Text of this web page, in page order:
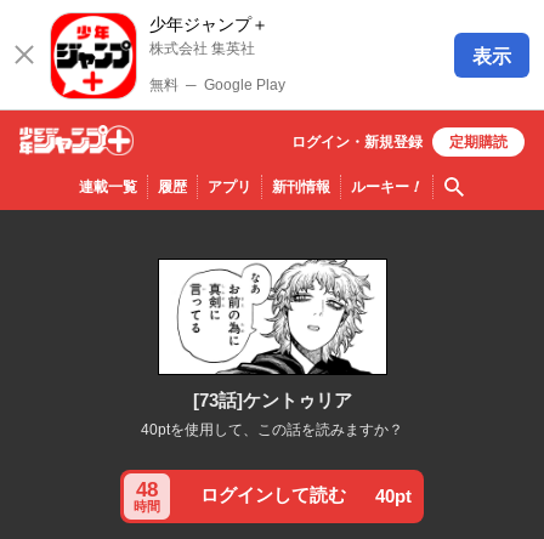
少年ジャンプ＋
株式会社 集英社
無料 ─ Google Play
表示
少年ジ
ャンプ
連載一覧 履歴 アプリ 新刊情報 ルーキー！ 検索
ログイン・ 新規登録 定期購読
[73話]ケントゥリア
40ptを使用して、この話を読みますか？
48
時間
ログインして読む 40pt